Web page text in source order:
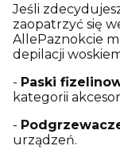
Jeśli
zaopatrzyć się
AllePaznokcie
depilacji
- Paski
kategorii
-
urządzeń.